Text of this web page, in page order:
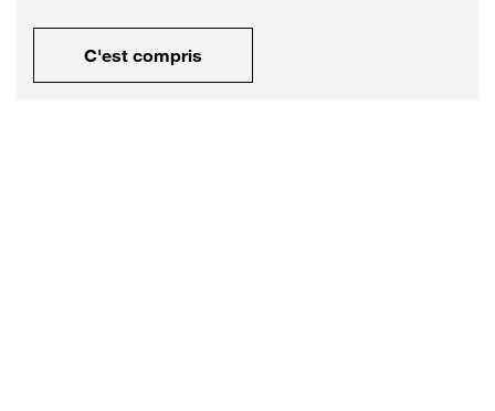
C'est compris